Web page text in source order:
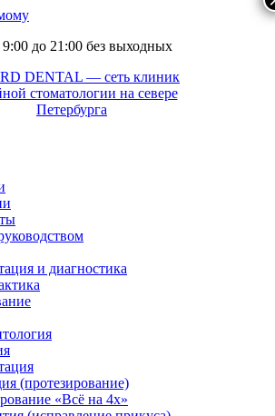
9:00 до 21:00 без выходных
и диагностика
(протезирование)
«Всё на 4х»